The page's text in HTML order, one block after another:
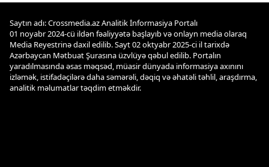
Saytın adı: Crossmedia.az Analitik İnformasiya Portalı
01 noyabr 2024-cü ildən fəaliyyətə başlayıb və onlayn media olaraq
Media Reyestrinə daxil edilib. Sayt 02 oktyabr 2025-ci il tarixdə
Azərbaycan Mətbuat Şurasına üzvlüyə qəbul edilib. Portalın
yaradılmasında əsas məqsəd, müasir dünyada informasiya axınını
izləmək, istifadəçilərə daha səmərəli, dəqiq və əhatəli təhlil, araşdırma,
analitik məlumatlar təqdim etməkdir.